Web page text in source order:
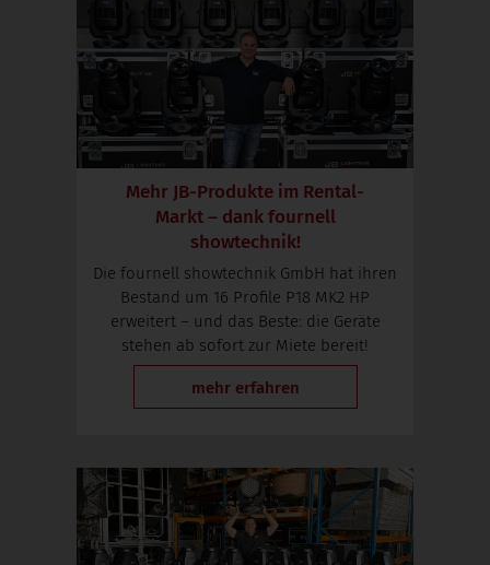
Mehr JB-Produkte im Rental-
Markt – dank fournell
showtechnik!
Die fournell showtechnik GmbH hat ihren
Bestand um 16 Profile P18 MK2 HP
erweitert – und das Beste: die Geräte
stehen ab sofort zur Miete bereit!
mehr erfahren